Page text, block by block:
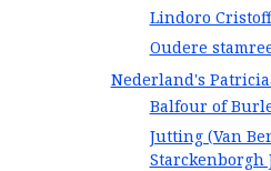
Lindoro
Oudere
Nederland's
Balfour of
Jutting (Van
Starckenborgh